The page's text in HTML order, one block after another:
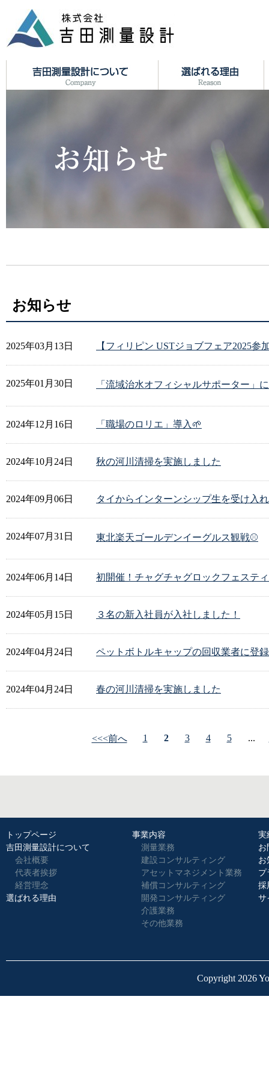
お知らせ
2025年03月13日 【フィリピン USTジョブフェア2025参
2025年01月30日 「流域治水オフィシャルサポーター」
2024年12月16日 「職場のロリエ」導入🌱
2024年10月24日 秋の河川清掃を実施しました
2024年09月06日 タイからインターンシップ生を受け入
2024年07月31日 東北楽天ゴールデンイーグルス観戦⚾
2024年06月14日 初開催！チャグチャグロックフェステ
2024年05月15日 ３名の新入社員が入社しました！
2024年04月24日 ペットボトルキャップの回収業者に登
2024年04月24日 春の河川清掃を実施しました
<<<前へ 1 2 3 4 5 ...
トップページ
吉田測量設計について
会社概要
代表者挨拶
経営理念
選ばれる理由
事業内容
測量業務
建設コンサルティング
アセットマネジメント業務
補償コンサルティング
開発コンサルティング
介護業務
その他業務
実
お
お
プ
採
サ
Copyright 2026